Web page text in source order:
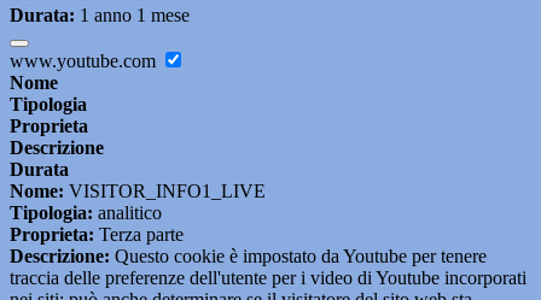
Durata: 1 anno 1 mese
www.youtube.com
Nome
Tipologia
Proprieta
Descrizione
Durata
Nome: VISITOR_INFO1_LIVE
Tipologia: analitico
Proprieta: Terza parte
Descrizione: Questo cookie è impostato da Youtube per tenere
traccia delle preferenze dell'utente per i video di Youtube incorporati